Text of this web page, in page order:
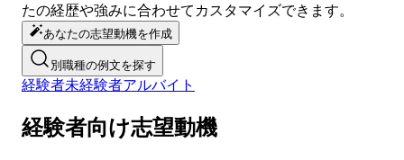
たの経歴や強みに合わせてカスタマイズできます。
あなたの志望動機を作成
別職種の例文を探す
経験者未経験者アルバイト
経験者向け志望動機